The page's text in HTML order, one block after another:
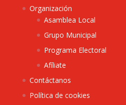
Organización
Asamblea Local
Grupo Municipal
Programa Electoral
Afíliate
Contáctanos
Política de cookies